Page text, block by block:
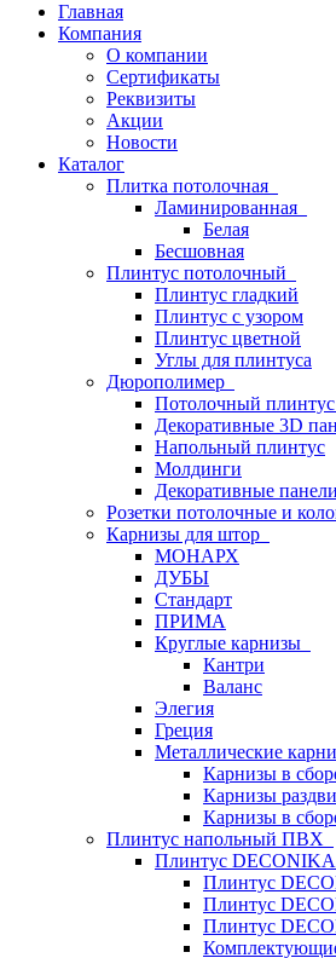
Главная
Компания
О компании
Сертификаты
Реквизиты
Акции
Новости
Каталог
Плитка потолочная
Ламинированная
Белая
Бесшовная
Плинтус потолочный
Плинтус гладкий
Плинтус с узором
Плинтус цветной
Углы для плинтуса
Дюрополимер
Потолочный плинтус
Декоративные 3D
Напольный плинтус
Молдинги
Декоративные
Розетки потолочные и
Карнизы для штор
МОНАРХ
ДУБЫ
Стандарт
ПРИМА
Круглые карнизы
Кантри
Валанс
Элегия
Греция
Металлические
Карнизы в
Карнизы
Карнизы в
Плинтус напольный ПВХ
Плинтус DECONIKA
Плинтус
Плинтус
Плинтус